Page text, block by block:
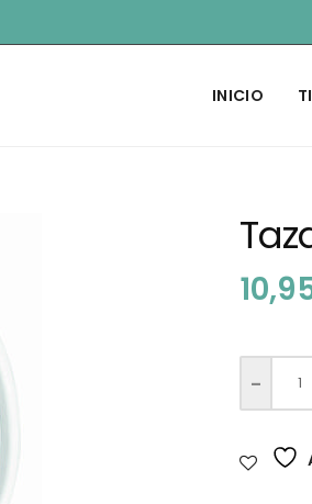
INICIO